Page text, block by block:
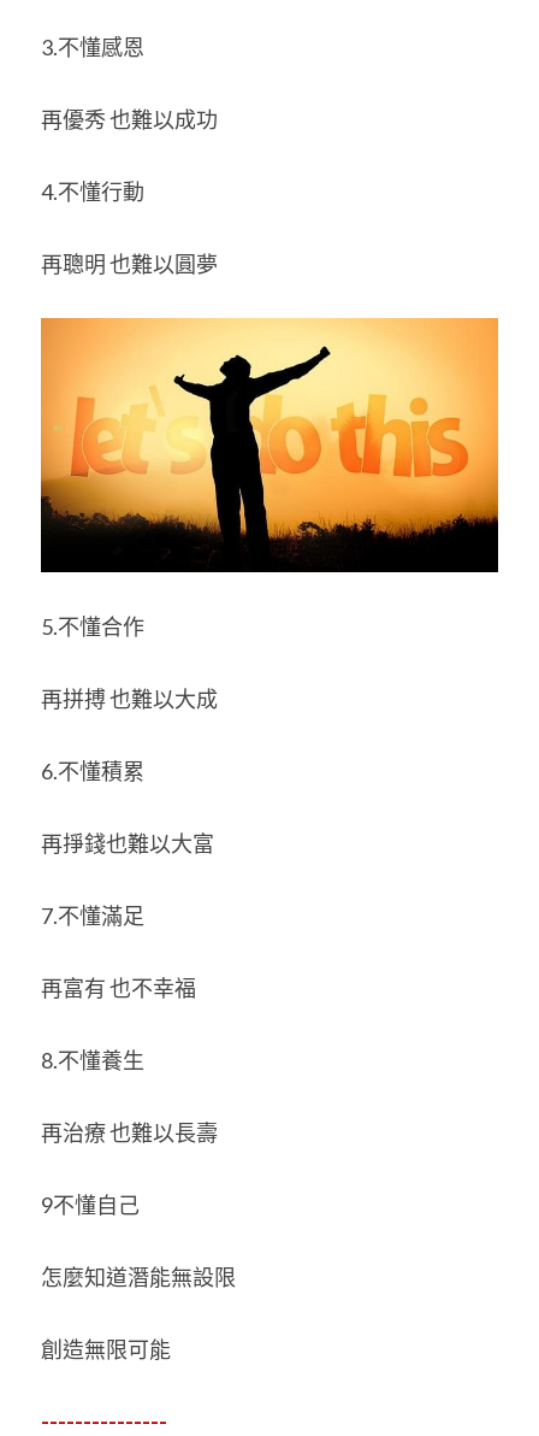
3.不懂感恩
再優秀 也難以成功
4.不懂行動
再聰明 也難以圓夢
5.不懂合作
再拼搏 也難以大成
6.不懂積累
再掙錢也難以大富
7.不懂滿足
再富有 也不幸福
8.不懂養生
再治療 也難以長壽
9不懂自己
怎麼知道潛能無設限
創造無限可能
---------------